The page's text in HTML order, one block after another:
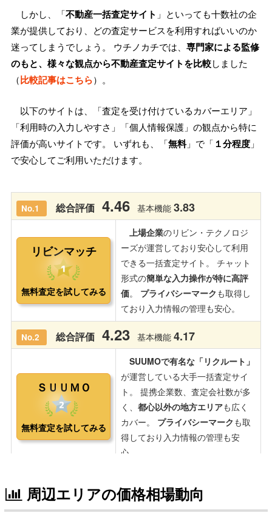
しかし、「不動産一括査定サイト 」といっても十数社の企
業が提供しており、どの査定サービスを利用すればいいのか
迷ってしまうでしょう。 ウチノカチでは、 専門家による監修
のもと、様々な観点から不動産査定サイトを比較しました
（比較記事はこちら）。
以下のサイトは、「査定を受け付けているカバーエリア」
「利用時の入力しやすさ」「個人情報保護」の観点から特に
評価が高いサイトです。 いずれも、「無料」で「 １分程度 」
で安心してご利用いただけます。
周辺エリアの価格相場動向